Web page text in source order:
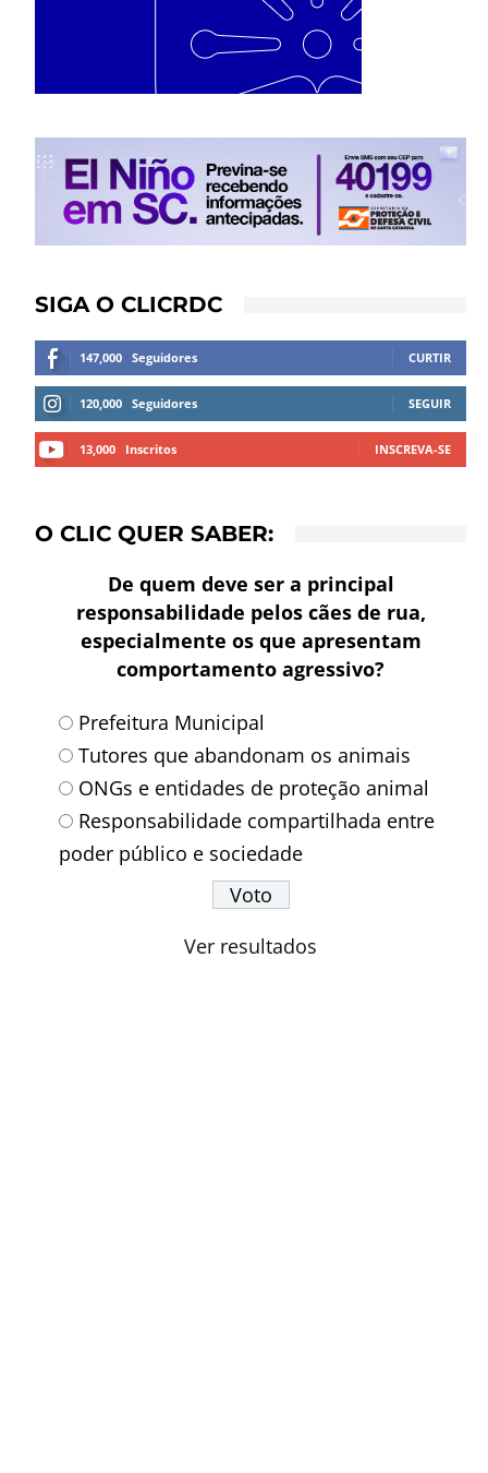
SIGA O CLICRDC
147,000 Seguidores CURTIR
120,000 Seguidores SEGUIR
13,000 Inscritos INSCREVA-SE
O CLIC QUER SABER:
De quem deve ser a principal
responsabilidade pelos cães de rua,
especialmente os que apresentam
comportamento agressivo?
Prefeitura Municipal
Tutores que abandonam os animais
ONGs e entidades de proteção animal
Responsabilidade compartilhada entre
poder público e sociedade
Ver resultados